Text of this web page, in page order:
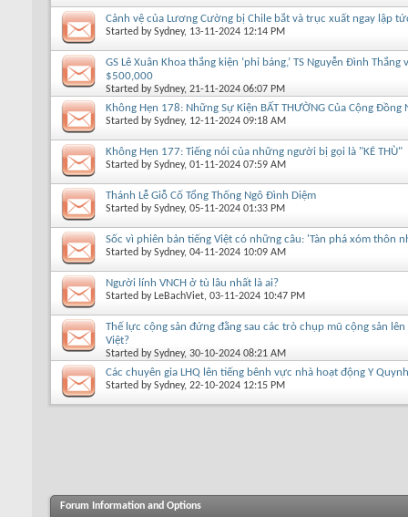
Cảnh vệ của Lương Cường bị Chile bắt và trục xuất ngay lập
Started bySydney, 13-11-2024 12:14 PM
GS Lê Xuân Khoa thắng kiện ‘phỉ báng,’ TS Nguyễn Đình Thắng
$500,000
Started bySydney, 21-11-2024 06:07 PM
Không Hẹn 178: Những Sự Kiện BẤT THƯỜNG Của Cộng Đồng
Started bySydney, 12-11-2024 09:18 AM
Không Hẹn 177: Tiếng nói của những người bị gọi là "KẺ THÙ"
Started bySydney, 01-11-2024 07:59 AM
Thánh Lễ Giỗ Cố Tổng Thống Ngô Đình Diệm
Started bySydney, 05-11-2024 01:33 PM
Sốc vì phiên bản tiếng Việt có những câu: 'Tàn phá xóm thôn
Started bySydney, 04-11-2024 10:09 AM
Người lính VNCH ở tù lâu nhất là ai?
Started by LeBachViet, 03-11-2024 10:47 PM
Thế lực cộng sản đứng đằng sau các trò chụp mũ cộng sản
Việt?
Started bySydney, 30-10-2024 08:21 AM
Các chuyên gia LHQ lên tiếng bênh vực nhà hoạt động Y
Started bySydney, 22-10-2024 12:15 PM
Forum Information and Options